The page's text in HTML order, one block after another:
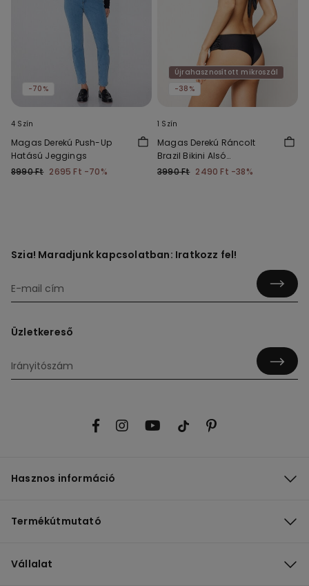
-70%
4 Szín
Magas Derekú Push-Up
Hatású Jeggings
8990 Ft 2695 Ft -70%
Újrahasznosított mikroszál
-38%
1 Szín
Magas Derekú Ráncolt
Brazil Bikini Alsó
Újrahasznosított
3990 Ft 2490 Ft -38%
Szia! Maradjunk kapcsolatban: Iratkozz fel!
Üzletkereső
Hasznos információ
Termékútmutató
Vállalat